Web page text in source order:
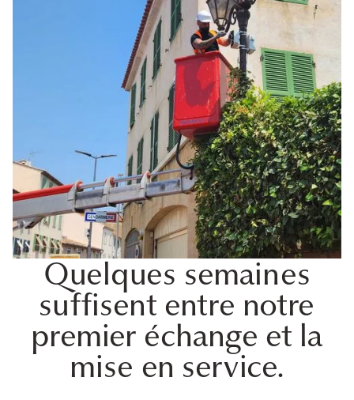
Quelques semaines
suffisent entre notre
premier échange et la
mise en service.